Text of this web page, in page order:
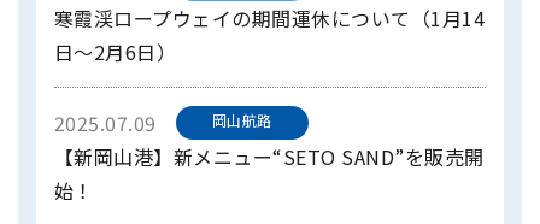
寒霞渓ロープウェイの期間運休について（1月14
日～2月6日）
2025.07.09 岡山航路
【新岡山港】新メニュー“SETO SAND”を販売開
始！